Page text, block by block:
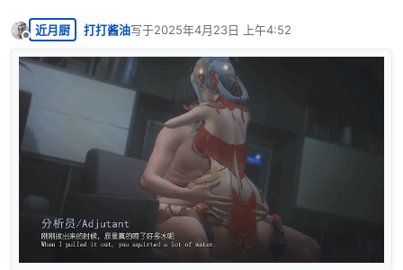
离线
近月厨 打打酱油写于2025年4月23日 上午4:52
最后由 编辑